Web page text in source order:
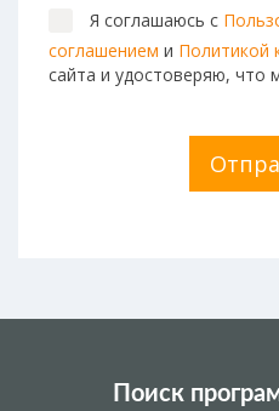
Я соглашаюсь с
соглашением и Политикой
сайта и удостоверяю, что
Поиск